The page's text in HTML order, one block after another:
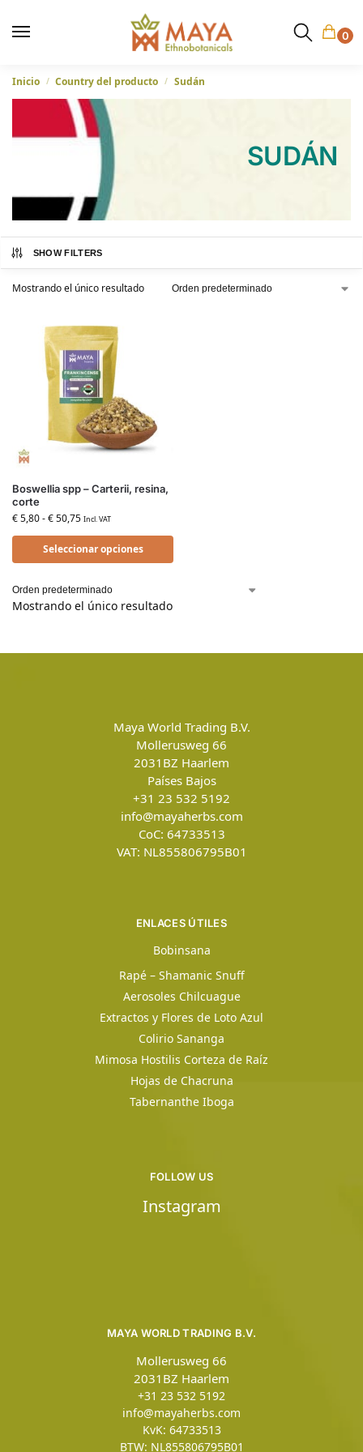
0
Inicio / Country del producto / Sudán
SUDÁN
SHOW FILTERS
Mostrando el único resultado
Boswellia spp – Carterii, resina,
corte
€5,80-€50,75 Incl. VAT
Seleccionar opciones
Mostrando el único resultado
Maya World Trading B.V.
Mollerusweg 66
2031BZ Haarlem
Países Bajos
+31 23 532 5192
info@mayaherbs.com
CoC: 64733513
VAT: NL855806795B01
ENLACES ÚTILES
Bobinsana
Rapé – Shamanic Snuff
Aerosoles Chilcuague
Extractos y Flores de Loto Azul
Colirio Sananga
Mimosa Hostilis Corteza de Raíz
Hojas de Chacruna
Tabernanthe Iboga
MAYA WORLD TRADING B.V.
Mollerusweg 66
2031BZ Haarlem
+31 23 532 5192
info@mayaherbs.com
KvK: 64733513
BTW: NL855806795B01
FOLLOW US
Instagram